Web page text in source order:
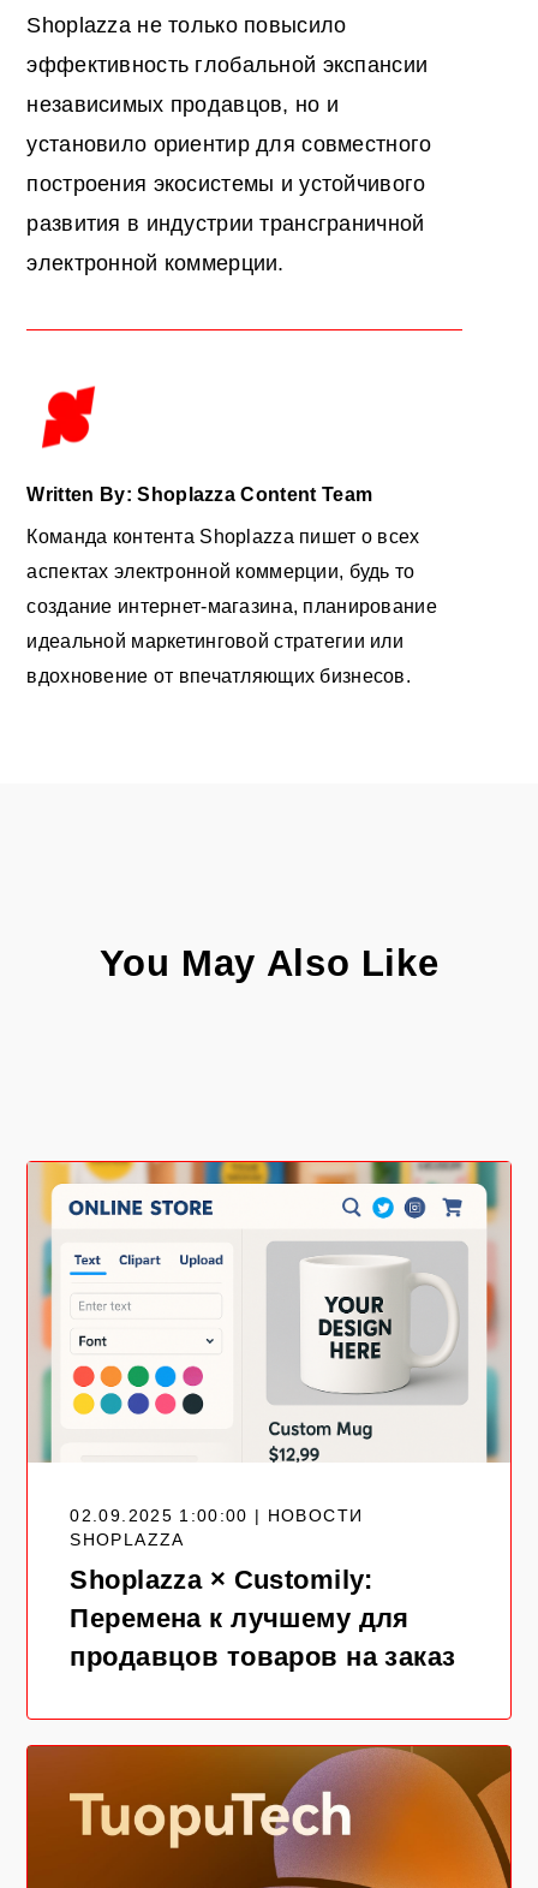
Shoplazza не только повысило
эффективность глобальной экспансии
независимых продавцов, но и
установило ориентир для совместного
построения экосистемы и устойчивого
развития в индустрии трансграничной
электронной коммерции.
Written By: Shoplazza Content Team
Команда контента Shoplazza пишет о всех
аспектах электронной коммерции, будь то
создание интернет-магазина, планирование
идеальной маркетинговой стратегии или
вдохновение от впечатляющих бизнесов.
You May Also Like
02.09.2025 1:00:00 | НОВОСТИ
SHOPLAZZA
Shoplazza × Customily:
Перемена к лучшему для
продавцов товаров на заказ